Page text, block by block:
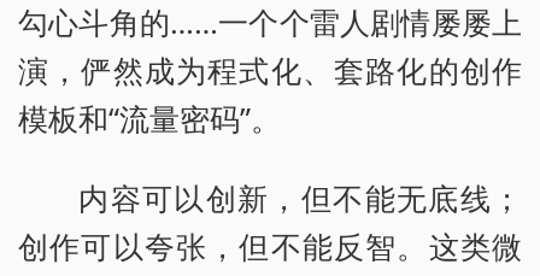
勾心斗角的……一个个雷人剧情屡屡上
演，俨然成为程式化、套路化的创作
模板和“流量密码”。
内容可以创新，但不能无底线；
创作可以夸张，但不能反智。这类微